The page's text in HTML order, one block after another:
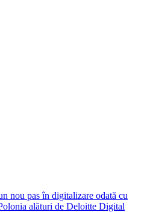
nou pas în digitalizare odată cu
alături de Deloitte Digital